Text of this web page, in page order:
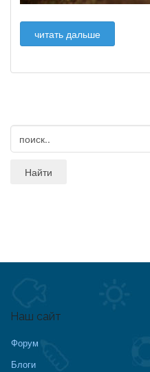
читать дальше
Наш сайт
Форум
Блоги